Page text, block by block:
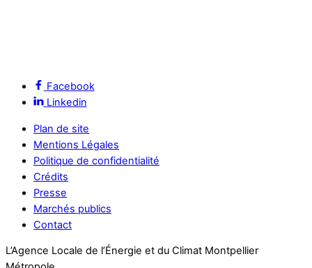
Facebook
Linkedin
Plan de site
Mentions Légales
Politique de confidentialité
Crédits
Presse
Marchés publics
Contact
L’Agence Locale de l’Énergie et du Climat Montpellier